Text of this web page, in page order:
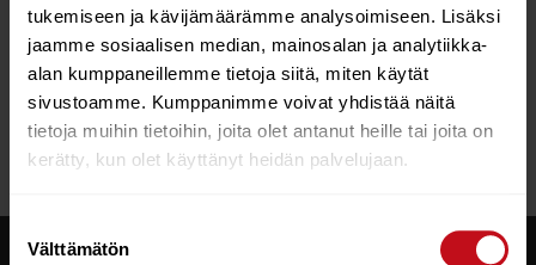
tukemiseen ja kävijämäärämme analysoimiseen. Lisäksi
jaamme sosiaalisen median, mainosalan ja analytiikka-
alan kumppaneillemme tietoja siitä, miten käytät
sivustoamme. Kumppanimme voivat yhdistää näitä
tietoja muihin tietoihin, joita olet antanut heille tai joita on
kerätty, kun olet käyttänyt heidän palvelujaan.
valinta
Välttämätön
Starboard iGO 10´8
Zen Sup-lautapaketti
€649.00 €399.00
Lisää ostoskoriin